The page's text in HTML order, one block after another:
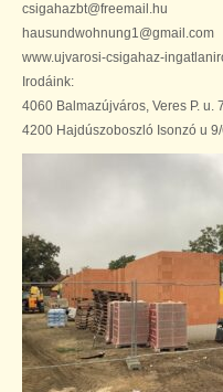
csigahazbt@freemail.hu
hausundwohnung1@gmail.com
www.ujvarosi-csigahaz-
Irodáink:
4060 Balmazújváros, Veres P. u.
4200 Hajdúszoboszló Isonzó u